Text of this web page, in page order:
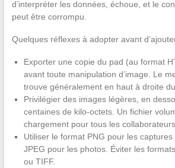
d’interpréter les données, échoue, et le
peut être corrompu.
Quelques réflexes à adopter avant
Exporter une copie du pad (au format
avant toute manipulation d’image. Le
trouve généralement en haut à droite du
Privilégier des images légères, en
centaines de kilo-octets. Un fichier
chargement pour tous les
Utiliser le format PNG pour les captures
JPEG pour les photos. Éviter les
ou TIFF.